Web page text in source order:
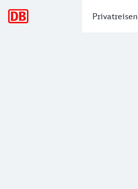
Privatreisen